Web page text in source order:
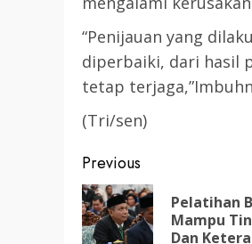
“Penijauan yang
diperbaiki, dari hasil
tetap
(Tri/sen)
Post
navigation
Previous
Pelatihan
Mampu
Dan